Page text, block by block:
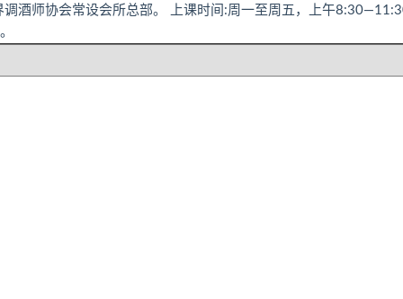
酒师协会常设会所总部。 上课时间:周一至周五，上午